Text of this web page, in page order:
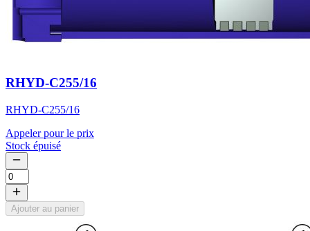
RHYD-C255/16
RHYD-C255/16
Appeler pour le prix
Stock épuisé
Ajouter au panier